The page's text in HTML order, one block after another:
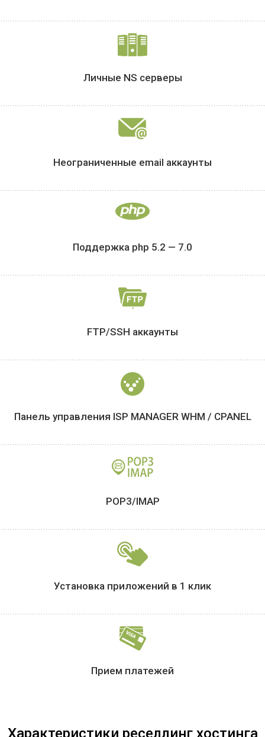
Личные NS серверы
Неограниченные email аккаунты
Поддержка php 5.2 — 7.0
FTP/SSH аккаунты
Панель управления ISP MANAGERWHM / CPANEL
POP3/IMAP
Установка приложений в 1 клик
Прием платежей
Характеристики реселлинг хостинга